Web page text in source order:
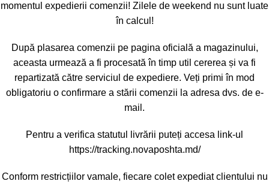
momentul expedierii comenzii! Zilele de weekend nu sunt luate
în calcul!
După plasarea comenzii pe pagina oficială a magazinului,
aceasta urmează a fi procesată în timp util cererea și va fi
repartizată către serviciul de expediere. Veți primi în mod
obligatoriu o confirmare a stării comenzii la adresa dvs. de e-
mail.
Pentru a verifica statutul livrării puteți accesa link-ul
https://tracking.novaposhta.md/
Conform restricțiilor vamale, fiecare colet expediat clientului nu